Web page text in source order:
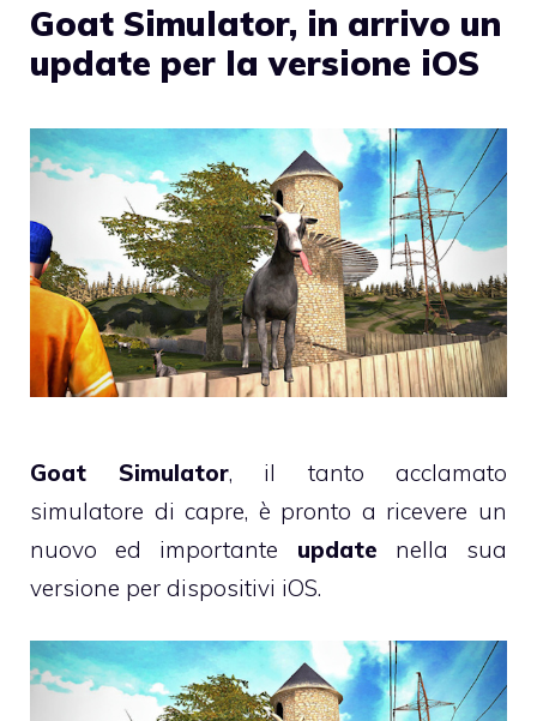
Goat Simulator, in arrivo un
update per la versione iOS
Goat Simulator, il tanto acclamato
simulatore di capre, è pronto a ricevere un
nuovo ed importante update nella sua
versione per dispositivi iOS.